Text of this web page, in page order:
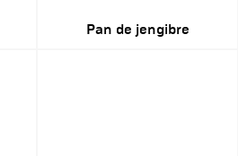
Pan de jengibre